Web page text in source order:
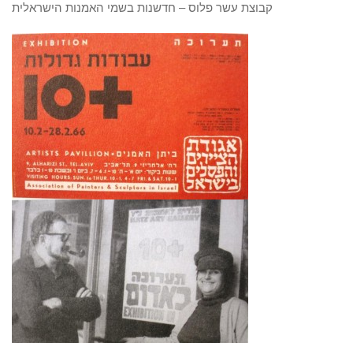
קבוצת עשר פלוס – חדשנות בשמי האמנות הישראלית